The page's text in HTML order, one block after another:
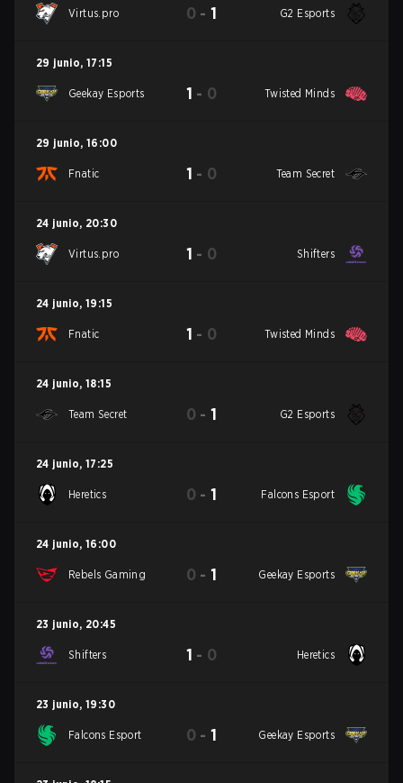
Virtus.pro 0 -1 G2 Esports
29 junio, 17:15
Geekay Esports 1 - 0 Twisted Minds
29 junio, 16:00
Fnatic 1 - 0 Team Secret
24 junio, 20:30
Virtus.pro 1 - 0 Shifters
24 junio, 19:15
Fnatic 1 - 0 Twisted Minds
24 junio, 18:15
Team Secret 0 -1 G2 Esports
24 junio, 17:25
Heretics 0 -1 Falcons Esport
24 junio, 16:00
Rebels Gaming 0 -1 Geekay Esports
23 junio, 20:45
Shifters 1 - 0 Heretics
23 junio, 19:30
Falcons Esport 0 -1 Geekay Esports